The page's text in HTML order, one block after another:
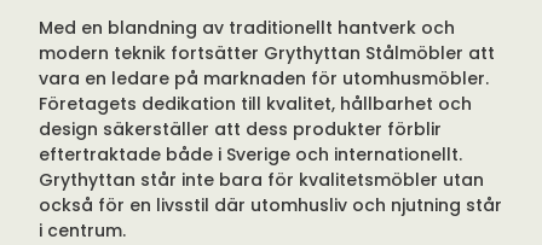
Med en blandning av traditionellt hantverk och
modern teknik fortsätter Grythyttan Stålmöbler att
vara en ledare på marknaden för utomhusmöbler.
Företagets dedikation till kvalitet, hållbarhet och
design säkerställer att dess produkter förblir
eftertraktade både i Sverige och internationellt.
Grythyttan står inte bara för kvalitetsmöbler utan
också för en livsstil där utomhusliv och njutning står
i centrum.